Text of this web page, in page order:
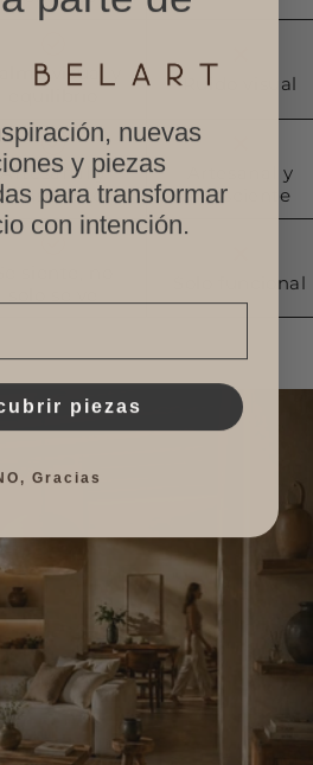
visual y
Ruido visual
Artesanal y
consciente
Artesanal y
consciente
Solo funcional
nuevas
y piezas
para transformar
con intención.
piezas
Gracias